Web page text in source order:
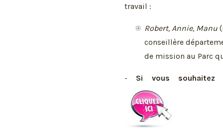
travail :
Robert, Annie, Manu
conseillère
de mission au Parc
- Si vous souhaitez